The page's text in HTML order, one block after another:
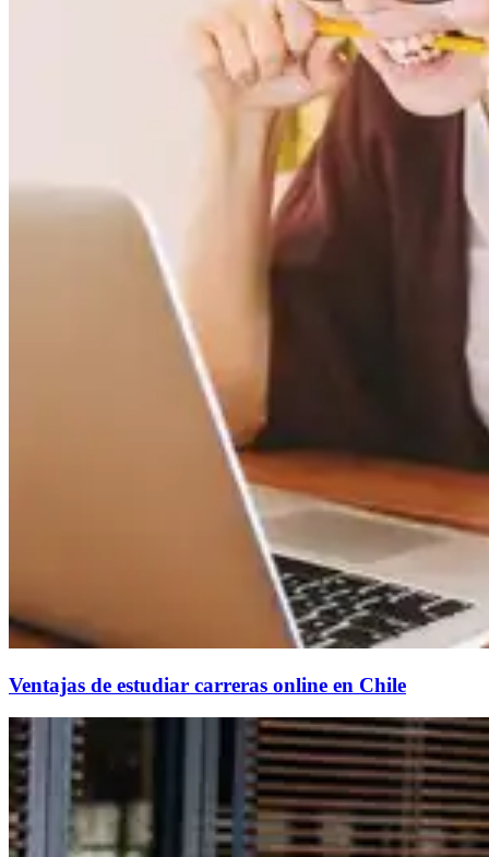
Ventajas de estudiar carreras online en Chile